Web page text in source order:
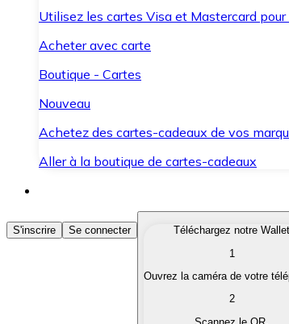
Utilisez les cartes Visa et Mastercard
Acheter avec carte
Boutique - Cartes
Nouveau
Achetez des cartes-cadeaux de vos
Aller à la boutique de cartes-cadeaux
Acheter des Cryptomonnaies
Achetez les cryptomonnaies qui vous
Convertissez vos cryptomonnaies en
S'inscrire Se connecter
Téléchargez notre Wallet
1
Ouvrez la caméra de votre
2